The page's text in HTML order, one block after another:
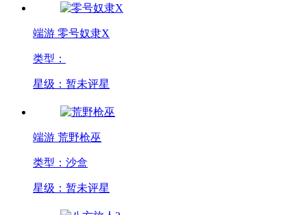
端游 零号奴隶X
类型：
星级：暂未评星
端游 荒野枪巫
类型：沙盒
星级：暂未评星